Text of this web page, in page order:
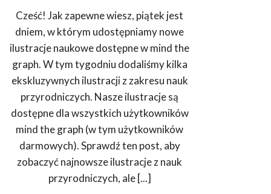
Cześć! Jak zapewne wiesz, piątek jest
dniem, w którym udostępniamy nowe
ilustracje naukowe dostępne w mind the
graph. W tym tygodniu dodaliśmy kilka
ekskluzywnych ilustracji z zakresu nauk
przyrodniczych. Nasze ilustracje są
dostępne dla wszystkich użytkowników
mind the graph (w tym użytkowników
darmowych). Sprawdź ten post, aby
zobaczyć najnowsze ilustracje z nauk
przyrodniczych, ale [...]